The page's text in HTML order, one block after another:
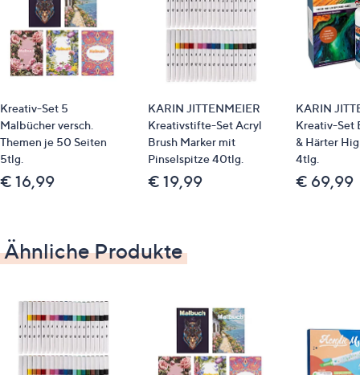
Kreativ-Set 5
Malbücher versch.
Themen je 50 Seiten
5tlg.
€ 16,99
KARIN JITTENMEIER
Kreativstifte-Set Acryl
Brush Marker mit
Pinselspitze 40tlg.
€ 19,99
KARIN
Kreativ-Set
& Härter
4tlg.
€ 69,99
Ähnliche Produkte